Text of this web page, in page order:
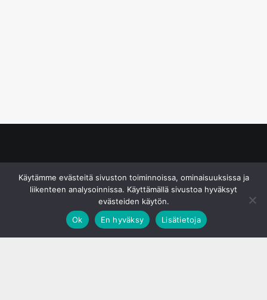
Käytämme evästeitä sivuston toiminnoissa, ominaisuuksissa ja
liikenteen analysoinnissa. Käyttämällä sivustoa hyväksyt
evästeiden käytön.
Ok
En hyväksy Lisätietoja